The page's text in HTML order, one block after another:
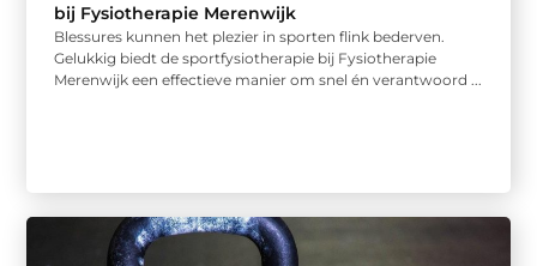
bij Fysiotherapie Merenwijk
Blessures kunnen het plezier in sporten flink bederven.
Gelukkig biedt de sportfysiotherapie bij Fysiotherapie
Merenwijk een effectieve manier om snel én verantwoord ...